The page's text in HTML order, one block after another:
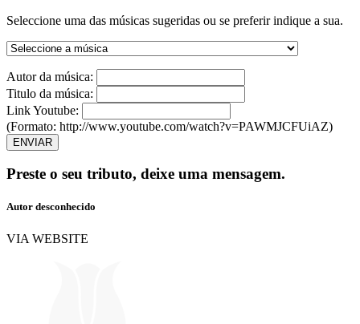
Seleccione uma das músicas sugeridas ou se preferir indique a sua.
Autor da música:
Titulo da música:
Link Youtube:
(Formato: http://www.youtube.com/watch?v=PAWMJCFUiAZ)
ENVIAR
Preste o seu tributo, deixe uma mensagem.
Autor desconhecido
VIA WEBSITE